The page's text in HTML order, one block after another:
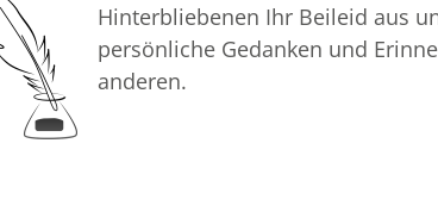
Hinterbliebenen Ihr Beileid aus
persönliche Gedanken und
anderen.